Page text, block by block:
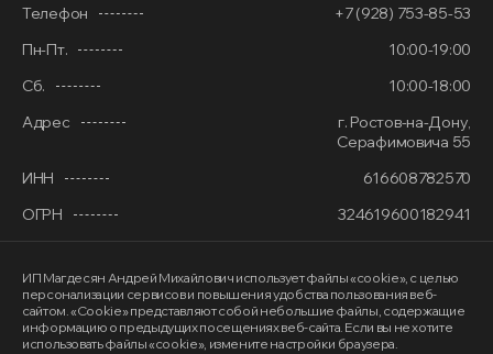
Телефон
+7 (928) 753-85-53
Пн-Пт.
10:00-19:00
Сб.
10:00-18:00
Адрес
г. Ростов-на-Дону,
Серафимовича 55
ИНН
616608782570
ОГРН
324619600182941
ИП Магдесян Андрей Михайлович использует файлы «cookie», с целью
персонализации сервисов и повышения удобства пользования веб-
сайтом. «Cookie» представляют собой небольшие файлы, содержащие
информацию о предыдущих посещениях веб-сайта. Если вы не хотите
использовать файлы «cookie», измените настройки браузера.